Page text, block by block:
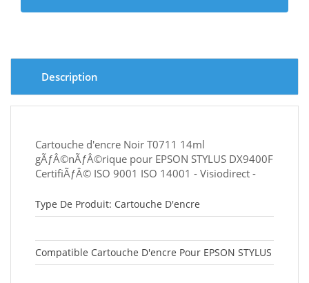
Description
Cartouche d'encre Noir T0711 14ml
gÃƒÂ©nÃƒÂ©rique pour EPSON STYLUS DX9400F
CertifiÃƒÂ© ISO 9001 ISO 14001 - Visiodirect -
Type De Produit: Cartouche D'encre
Compatible Cartouche D'encre Pour EPSON STYLUS